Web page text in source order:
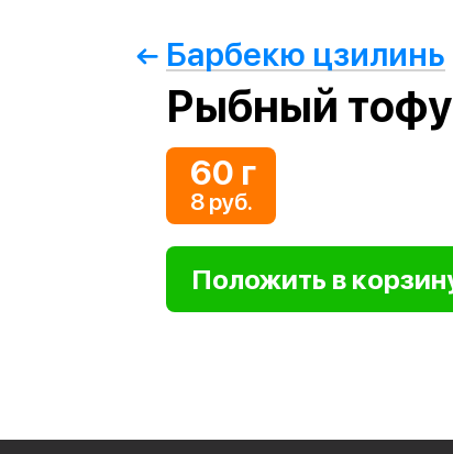
Барбекю цзилинь
Рыбный тофу
60 г
8 руб.